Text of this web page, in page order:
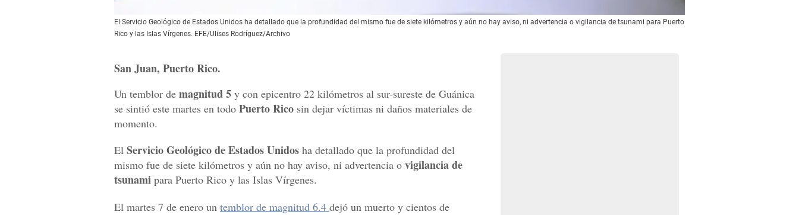
El Servicio Geológico de Estados Unidos ha detallado que la profundidad del mismo fue de siete kilómetros y aún no hay aviso, ni advertencia o vigilancia de tsunami para Puerto
Rico y las Islas Vírgenes. EFE/Ulises Rodríguez/Archivo
San Juan, Puerto Rico.
Un temblor de magnitud 5 y con epicentro 22 kilómetros al sur-sureste de Guánica
se sintió este martes en todo Puerto Rico sin dejar víctimas ni daños materiales de
momento.
El Servicio Geológico de Estados Unidos ha detallado que la profundidad del
mismo fue de siete kilómetros y aún no hay aviso, ni advertencia o vigilancia de
tsunami para Puerto Rico y las Islas Vírgenes.
El martes 7 de enero un temblor de magnitud 6.4 dejó un muerto y cientos de